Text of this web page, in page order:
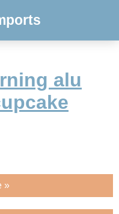
alu
»